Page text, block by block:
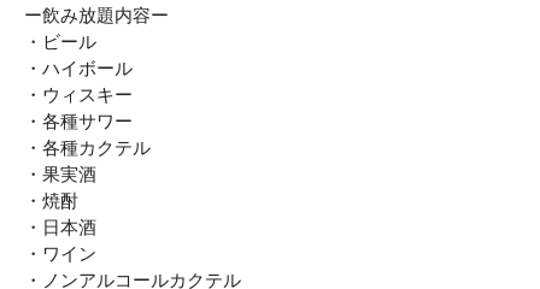
ー飲み放題内容ー
・ビール
・ハイボール
・ウィスキー
・各種サワー
・各種カクテル
・果実酒
・焼酎
・日本酒
・ワイン
・ノンアルコールカクテル